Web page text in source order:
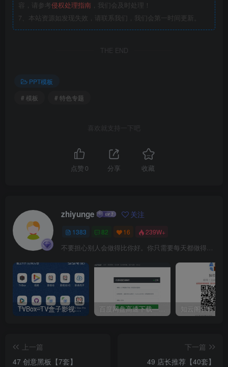
容，请参考侵权处理指南 ，我们会及时处理！
7、本站资源如发现失效，请联系我们，我们会第一时间更新。
THE END
PPT模板
# 模板
# 特色专题
喜欢就支持一下吧
点赞 0 分享 收藏
zhiyunge 关注
1383 82 16 239W+
TVBox–TV盒子影视神器【附视频源和下载地址】【附自带源软件】
上一篇
47 创意黑板【7套】
下一篇
49 店长推荐【40套】